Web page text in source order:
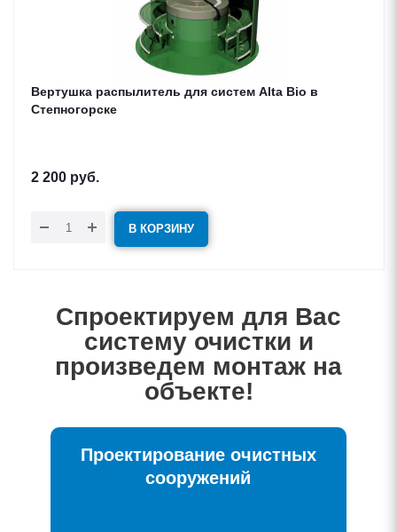
Вертушка распылитель для систем Alta Bio в
Степногорске
2 200 руб.
В КОРЗИНУ
Спроектируем для Вас
систему очистки и
произведем монтаж на
объекте!
Проектирование очистных
сооружений